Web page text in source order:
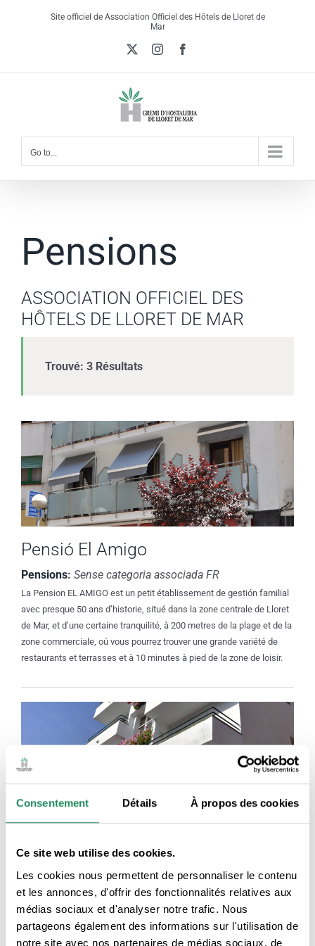
Consentement Détails À propos des cookies
Ce site web utilise des cookies.
Les cookies nous permettent de personnaliser le contenu
et les annonces, d'offrir des fonctionnalités relatives aux
médias sociaux et d'analyser notre trafic. Nous
partageons également des informations sur l'utilisation de
notre site avec nos partenaires de médias sociaux, de
Site officiel de Association Officiel des Hôtels de Lloret de
Mar
Instagram
Go to...
Pensions
ASSOCIATION OFFICIEL DES
HÔTELS DE LLORET DE MAR
Trouvé: 3 Résultats
Pensió El Amigo
Pensions: Sense categoria associada FR
La Pension EL AMIGO est un petit établissement de gestión familial
avec presque 50 ans d’historie, situé dans la zone centrale de Lloret
de Mar, et d’une certaine tranquilité, à 200 metres de la plage et de la
zone commerciale, oú vous pourrez trouver une grande variété de
restaurants et terrasses et à 10 minutes à pied de la zone de loisir.
Hostal Magnolia
Pensions:Sense categoria associada FR
Ambiance familiale et chaleureuse. L’Hostal Magnolia est très
apprécié par tous ceux qui apprécient une atmosphère agréable et
calme.